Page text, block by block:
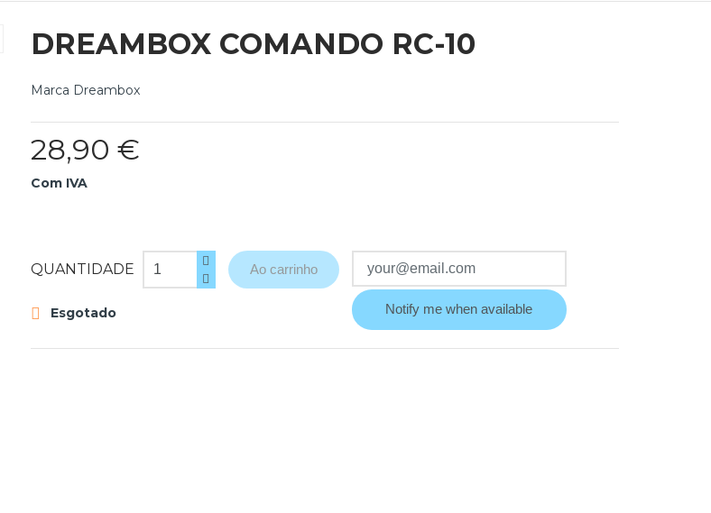
DREAMBOX COMANDO RC-10
Marca Dreambox
28,90 €
Com IVA
QUANTIDADE Ao carrinho
 Esgotado Notify me when available